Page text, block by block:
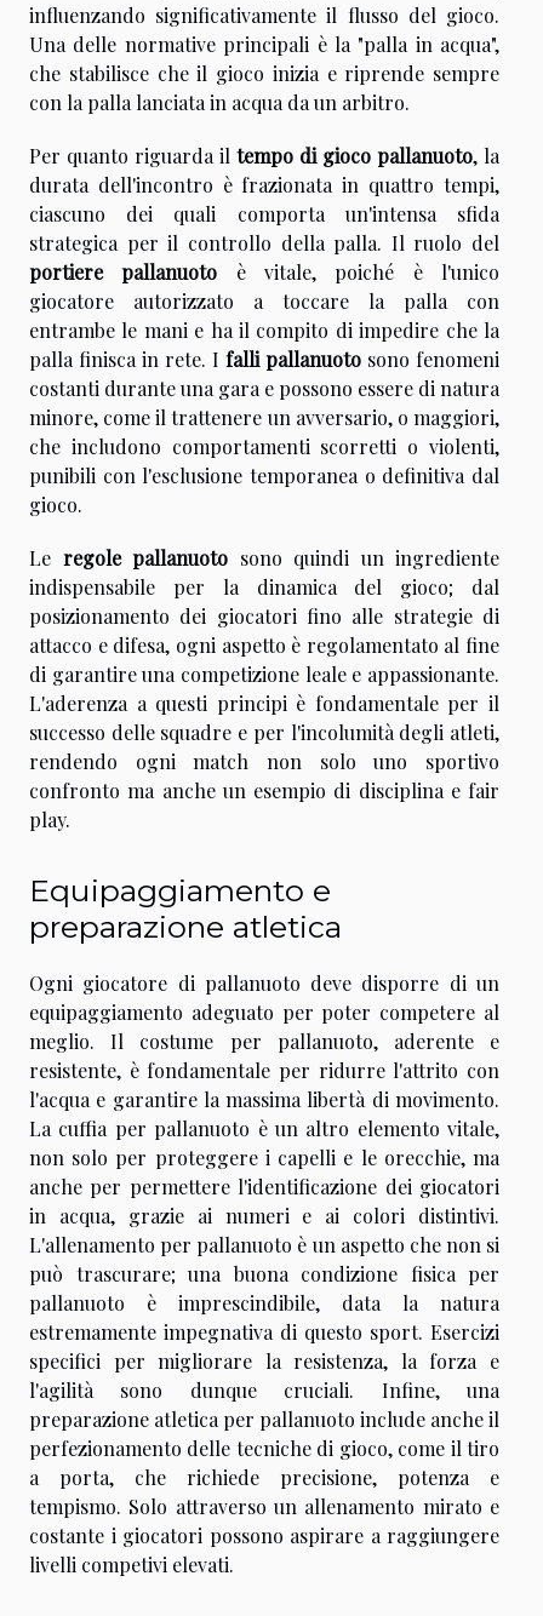
influenzando significativamente il flusso del gioco.
Una delle normative principali è la "palla in acqua",
che stabilisce che il gioco inizia e riprende sempre
con la palla lanciata in acqua da un arbitro.
Per quanto riguarda il tempo di gioco pallanuoto, la
durata dell'incontro è frazionata in quattro tempi,
ciascuno dei quali comporta un'intensa sfida
strategica per il controllo della palla. Il ruolo del
portiere pallanuoto è vitale, poiché è l'unico
giocatore autorizzato a toccare la palla con
entrambe le mani e ha il compito di impedire che la
palla finisca in rete. I falli pallanuoto sono fenomeni
costanti durante una gara e possono essere di natura
minore, come il trattenere un avversario, o maggiori,
che includono comportamenti scorretti o violenti,
punibili con l'esclusione temporanea o definitiva dal
gioco.
Le regole pallanuoto sono quindi un ingrediente
indispensabile per la dinamica del gioco; dal
posizionamento dei giocatori fino alle strategie di
attacco e difesa, ogni aspetto è regolamentato al fine
di garantire una competizione leale e appassionante.
L'aderenza a questi principi è fondamentale per il
successo delle squadre e per l'incolumità degli atleti,
rendendo ogni match non solo uno sportivo
confronto ma anche un esempio di disciplina e fair
play.
Equipaggiamento e
preparazione atletica
Ogni giocatore di pallanuoto deve disporre di un
equipaggiamento adeguato per poter competere al
meglio. Il costume per pallanuoto, aderente e
resistente, è fondamentale per ridurre l'attrito con
l'acqua e garantire la massima libertà di movimento.
La cuffia per pallanuoto è un altro elemento vitale,
non solo per proteggere i capelli e le orecchie, ma
anche per permettere l'identificazione dei giocatori
in acqua, grazie ai numeri e ai colori distintivi.
L'allenamento per pallanuoto è un aspetto che non si
può trascurare; una buona condizione fisica per
pallanuoto è imprescindibile, data la natura
estremamente impegnativa di questo sport. Esercizi
specifici per migliorare la resistenza, la forza e
l'agilità sono dunque cruciali. Infine, una
preparazione atletica per pallanuoto include anche il
perfezionamento delle tecniche di gioco, come il tiro
a porta, che richiede precisione, potenza e
tempismo. Solo attraverso un allenamento mirato e
costante i giocatori possono aspirare a raggiungere
livelli competivi elevati.